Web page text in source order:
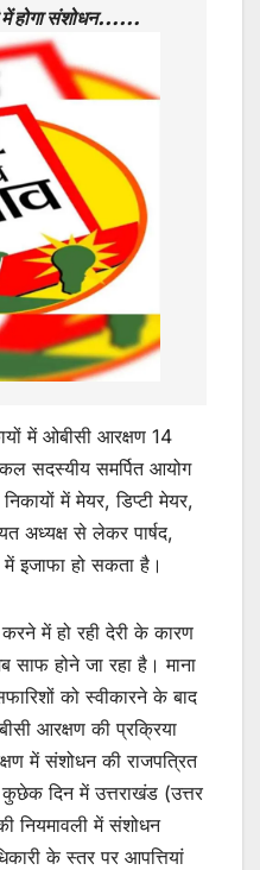
e
n
er
में होगा संशोधन……
में ओबीसी आरक्षण 14
सदस्यीय समर्पित आयोग
में मेयर, डिप्टी मेयर,
अध्यक्ष से लेकर पार्षद,
इजाफा हो सकता है।
में हो रही देरी के कारण
साफ होने जा रहा है। माना
को स्वीकारने के बाद
आरक्षण की प्रक्रिया
में संशोधन की राजपत्रित
दिन में उत्तराखंड (उत्तर
नियमावली में संशोधन
के स्तर पर आपत्तियां